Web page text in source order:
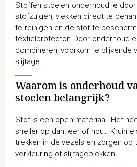
Stoffen stoelen onderhoud je
stofzuigen, vlekken direct te
te reinigen en de stof te
textielprotector. Door onderhoud
combineren, voorkom je blijvende
slijtage.
Waarom is onderhoud
stoelen belangrijk?
Stof is een open materiaal. Het
sneller op dan leer of hout.
trekken in de vezels en zorgen op
verkleuring of slijtageplekken.